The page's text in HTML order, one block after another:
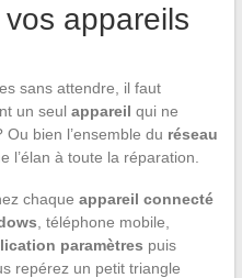
appareils
sans attendre, il faut
un seul appareil qui ne
bien l’ensemble du réseau
l’élan à toute la réparation.
chaque appareil connecté
, téléphone mobile,
paramètres puis
repérez un petit triangle